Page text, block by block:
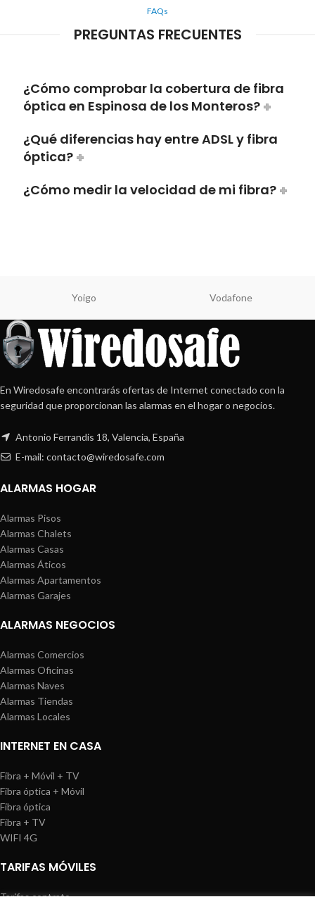
FAQs
PREGUNTAS FRECUENTES
¿Cómo comprobar la cobertura de fibra
óptica en Espinosa de los Monteros?
¿Qué diferencias hay entre ADSL y fibra
óptica?
¿Cómo medir la velocidad de mi fibra?
Yoigo Vodafone
En Wiredosafe encontrarás ofertas de Internet conectado con la
seguridad que proporcionan las alarmas en el hogar o negocios.
Antonio Ferrandis 18, Valencia, España
E-mail: contacto@wiredosafe.com
ALARMAS HOGAR
Alarmas Pisos
Alarmas Chalets
Alarmas Casas
Alarmas Áticos
Alarmas Apartamentos
Alarmas Garajes
ALARMAS NEGOCIOS
Alarmas Comercios
Alarmas Oficinas
Alarmas Naves
Alarmas Tiendas
Alarmas Locales
INTERNET EN CASA
Fibra + Móvil + TV
Fibra óptica + Móvil
Fibra óptica
Fibra + TV
WIFI 4G
TARIFAS MÓVILES